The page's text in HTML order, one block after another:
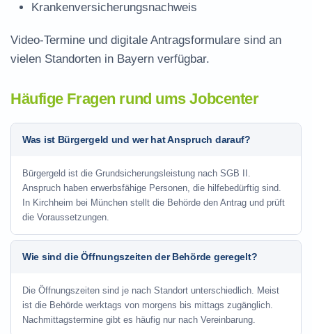
Krankenversicherungsnachweis
Video-Termine und digitale Antragsformulare sind an
vielen Standorten in Bayern verfügbar.
Häufige Fragen rund ums Jobcenter
Was ist Bürgergeld und wer hat Anspruch darauf?
Bürgergeld ist die Grundsicherungsleistung nach SGB II.
Anspruch haben erwerbsfähige Personen, die hilfebedürftig sind.
In Kirchheim bei München stellt die Behörde den Antrag und prüft
die Voraussetzungen.
Wie sind die Öffnungszeiten der Behörde geregelt?
Die Öffnungszeiten sind je nach Standort unterschiedlich. Meist
ist die Behörde werktags von morgens bis mittags zugänglich.
Nachmittagstermine gibt es häufig nur nach Vereinbarung.